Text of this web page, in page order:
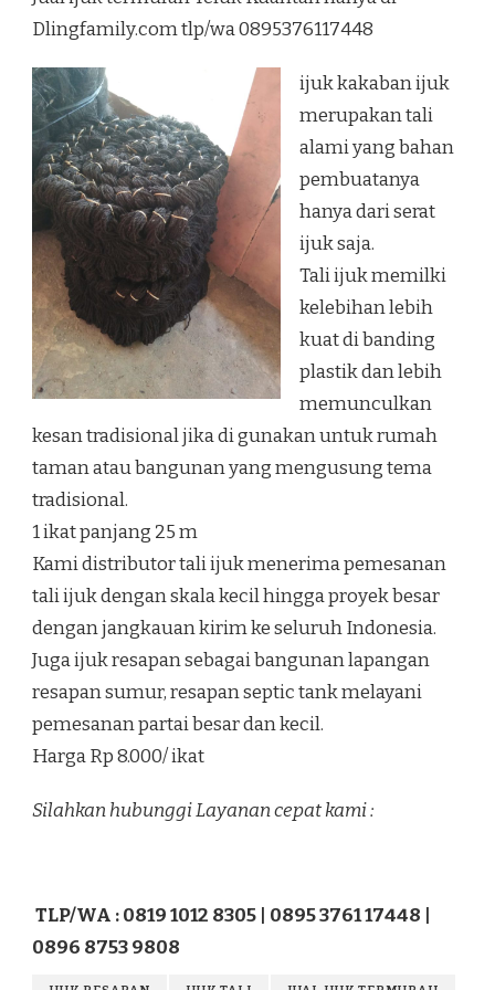
TELUK
Dlingfamily.com tlp/wa 0895376117448
ijuk kakaban ijuk
merupakan tali
alami yang bahan
pembuatanya
hanya dari serat
ijuk saja.
Tali ijuk memilki
kelebihan lebih
kuat di banding
plastik dan lebih
memunculkan
kesan tradisional jika di gunakan untuk rumah
taman atau bangunan yang mengusung tema
tradisional.
1 ikat panjang 25 m
Kami distributor tali ijuk menerima pemesanan
tali ijuk dengan skala kecil hingga proyek besar
dengan jangkauan kirim ke seluruh Indonesia.
Juga ijuk resapan sebagai bangunan lapangan
resapan sumur, resapan septic tank melayani
pemesanan partai besar dan kecil.
Harga Rp 8.000/ ikat
Silahkan hubunggi Layanan cepat kami :
TLP/WA : 0819 1012 8305 | 0895 3761 17448 |
0896 8753 9808